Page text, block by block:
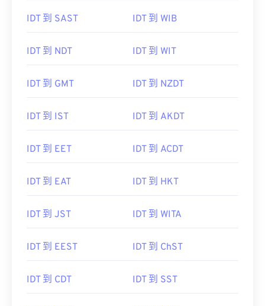
IDT 到 SAST IDT 到 WIB
IDT 到 NDT IDT 到 WIT
IDT 到 GMT IDT 到 NZDT
IDT 到 IST IDT 到 AKDT
IDT 到 EET IDT 到 ACDT
IDT 到 EAT IDT 到 HKT
IDT 到 JST IDT 到 WITA
IDT 到 EEST IDT 到 ChST
IDT 到 CDT IDT 到 SST